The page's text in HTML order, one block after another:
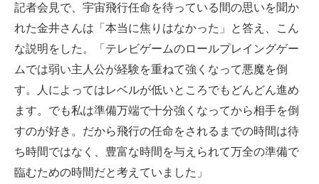
記者会見で、宇宙飛行任命を待っている間の思いを聞か
れた金井さんは「本当に焦りはなかった」と答え、こん
な説明をした。「テレビゲームのロールプレイングゲー
ムでは弱い主人公が経験を重ねて強くなって悪魔を倒
す。人によってはレベルが低いところでもどんどん進め
ます。でも私は準備万端で十分強くなってから相手を倒
すのが好き。だから飛行の任命をされるまでの時間は待
ち時間ではなく、豊富な時間を与えられて万全の準備で
臨むための時間だと考えていました」